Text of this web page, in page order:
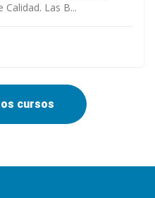
Las B...
cursos